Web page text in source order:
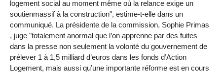
logement social au moment même où la relance exige un
soutienmassif à la construction", estime-t-elle dans un
communiqué. La présidente de la commission, Sophie Primas
, juge "totalement anormal que l’on apprenne par des fuites
dans la presse non seulement la volonté du gouvernement de
prélever 1 à 1,5 milliard d’euros dans les fonds d’Action
Logement, mais aussi qu’une importante réforme est en cours